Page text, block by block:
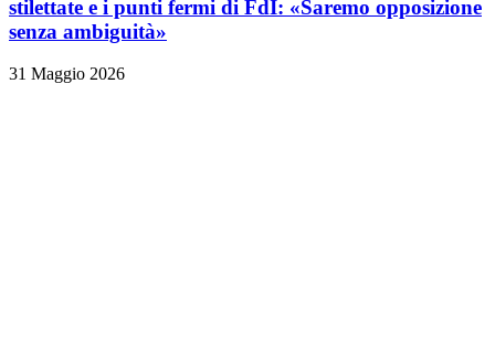
stilettate e i punti fermi di FdI: «Saremo opposizione
senza ambiguità»
31 Maggio 2026